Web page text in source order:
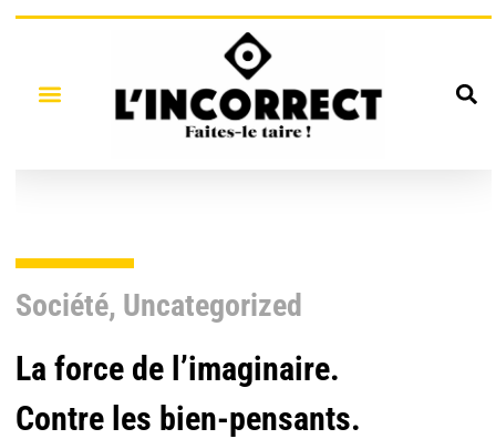
Société, Uncategorized
La force de l’imaginaire.
Contre les bien-pensants.